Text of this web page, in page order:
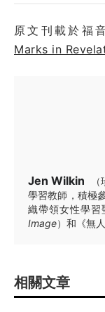
原文刊載於福
Marks in
Jen Wilkin
學習教師，積極
織帶領女性學習
Image）和《無
相關文章